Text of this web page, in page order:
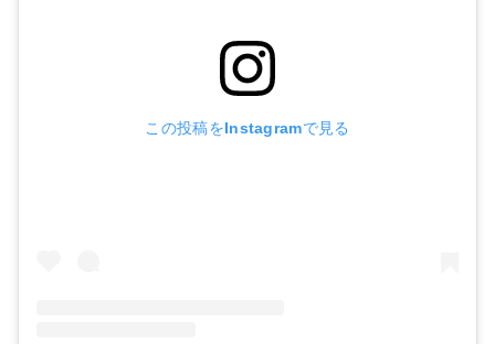
この投稿をInstagramで見る